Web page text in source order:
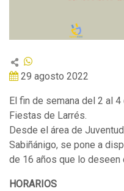
29 agosto 2022
El fin de semana del 2 al
Fiestas de Larrés.
Desde el área de
Sabiñánigo, se pone a
de 16 años que lo
HORARIOS